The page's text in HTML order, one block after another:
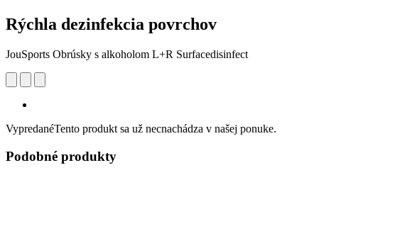
Rýchla dezinfekcia povrchov
JouSports Obrúsky s alkoholom L+R Surfacedisinfect
VypredanéTento produkt sa už necnachádza v našej ponuke.
Podobné produkty